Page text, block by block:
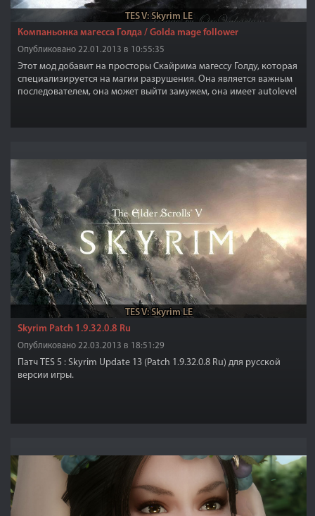
TES V: Skyrim LE
Компаньонка магесса Голда / Golda mage follower
Опубликовано 22.01.2013 в 10:55:35
Этот мод добавит на просторы Скайрима магессу Голду, которая
специализируется на магии разрушения. Она является важным
последователем, она может выйти замужем, она имеет autolevel
TES V: Skyrim LE
Skyrim Patch 1.9.32.0.8 Ru
Опубликовано 22.03.2013 в 18:51:29
Патч TES 5 : Skyrim Update 13 (Patch 1.9.32.0.8 Ru) для русской
версии игры.